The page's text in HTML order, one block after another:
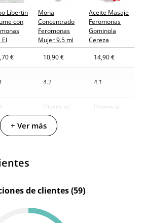
Paquete discreto y sin distintivos
3 años de garantía
El martes 11 de agosto (fecha estimada)
Libertin
con
Mona
Concentrado
Feromonas
Mujer 9.5 ml
Aceite Masaje
Feromonas
Gominola
Cereza
€ 10,90 € 14,90 €
4.2 4.1
Diversual Diversual
9.5 ml
+ Ver más
de clientes (59)